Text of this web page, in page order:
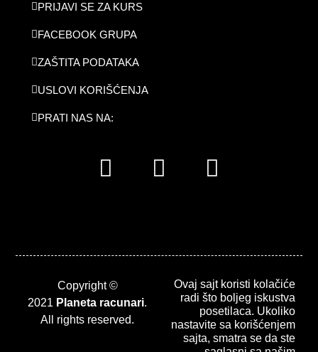
PRIJAVI SE ZA KURS
FACEBOOK GRUPA
ZAŠTITA PODATAKA
USLOVI KORIŠĆENJA
PRATI NAS NA:
a
o
o
k
n
g
m
i
d
i
n
Copyright ©
2021 Planeta racunari.
All rights reserved.
Ovaj sajt koristi kolačiće
radi što boljeg iskustva
posetilaca. Ukoliko
nastavite sa korišćenjem
sajta, smatra se da ste